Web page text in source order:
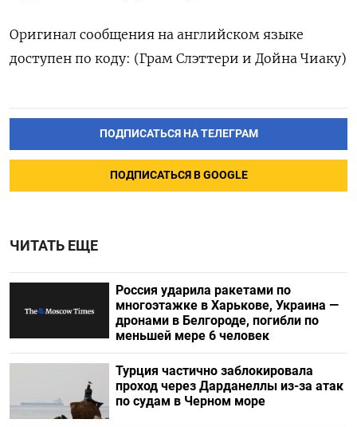
Оригинал ⁠сообщения на английском ‌языке
доступен ‌по коду: (Грам Слэттери ​и Дойна ‌Чиаку)
ПОДПИСАТЬСЯ НА ТЕЛЕГРАМ
ПОДПИСАТЬСЯ В GOOGLE
ЧИТАТЬ ЕЩЕ
Россия ударила ракетами по
многоэтажке в Харькове, Украина —
дронами в Белгороде, погибли по
меньшей мере 6 человек
Турция частично заблокировала
проход через Дарданеллы из-за атак
по судам в Черном море